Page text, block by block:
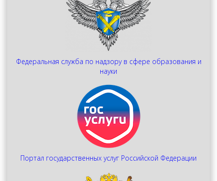
Федеральная служба по надзору в сфере образования и
науки
Портал государственных услуг Российской Федерации